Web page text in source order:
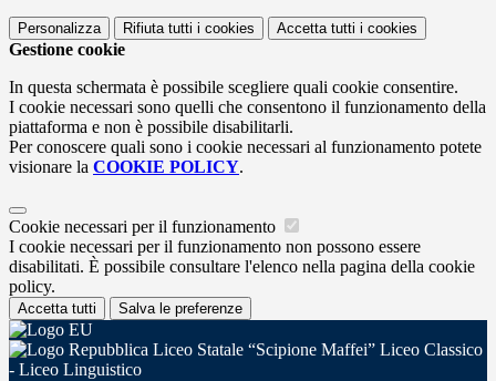
Personalizza Rifiuta tutti i cookies Accetta tutti i cookies
Gestione cookie
In questa schermata è possibile scegliere quali cookie consentire.
I cookie necessari sono quelli che consentono il funzionamento della
piattaforma e non è possibile disabilitarli.
Per conoscere quali sono i cookie necessari al funzionamento potete
visionare la COOKIE POLICY.
Cookie necessari per il funzionamento
I cookie necessari per il funzionamento non possono essere
disabilitati. È possibile consultare l'elenco nella pagina della cookie
policy.
Accetta tutti Salva le preferenze
Liceo Statale “Scipione Maffei” Liceo Classico
- Liceo Linguistico